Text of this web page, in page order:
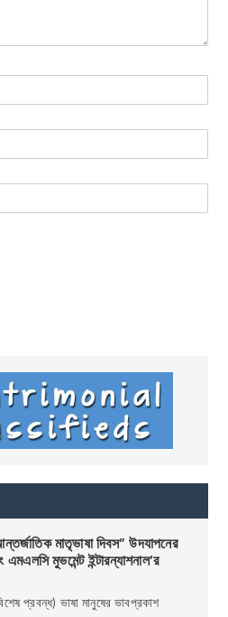
মাতৃভাষা দিবস” উদযাপনের
মুভমেন্ট ইন্টারন্যাশনাল’র
প্রবন্ধ) ভাষা মানুষের ভাবপ্রকাশ